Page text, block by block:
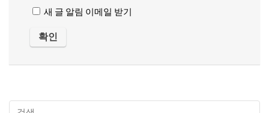
새 글 알림 이메일 받기